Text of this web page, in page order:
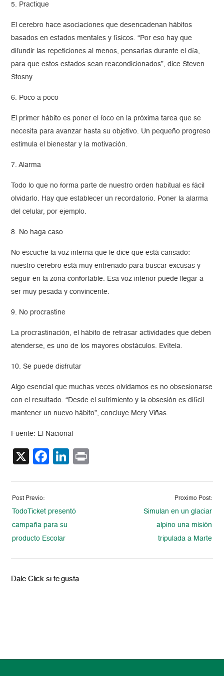
5. Practique
El cerebro hace asociaciones que desencadenan hábitos
basados en estados mentales y físicos. “Por eso hay que
difundir las repeticiones al menos, pensarlas durante el día,
para que estos estados sean reacondicionados”, dice Steven
Stosny.
6. Poco a poco
El primer hábito es poner el foco en la próxima tarea que se
necesita para avanzar hasta su objetivo. Un pequeño progreso
estimula el bienestar y la motivación.
7. Alarma
Todo lo que no forma parte de nuestro orden habitual es fácil
olvidarlo. Hay que establecer un recordatorio. Poner la alarma
del celular, por ejemplo.
8. No haga caso
No escuche la voz interna que le dice que está cansado:
nuestro cerebro está muy entrenado para buscar excusas y
seguir en la zona confortable. Esa voz interior puede llegar a
ser muy pesada y convincente.
9. No procrastine
La procrastinación, el hábito de retrasar actividades que deben
atenderse, es uno de los mayores obstáculos. Evítela.
10. Se puede disfrutar
Algo esencial que muchas veces olvidamos es no obsesionarse
con el resultado. “Desde el sufrimiento y la obsesión es difícil
mantener un nuevo hábito”, concluye Mery Viñas.
Fuente: El Nacional
X Facebook
LinkedIn
Post Previo:
TodoTicket presentó
campaña para su
producto Escolar
Proximo Post:
Simulan en un glaciar
alpino una misión
tripulada a Marte
Dale Click si te gusta